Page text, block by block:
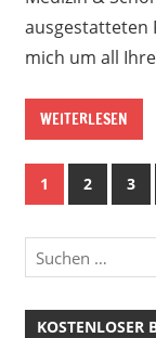
ausgestatteten
mich um all
WEITERLESEN
Beiträge
1 2 3
KOSTENLOSER